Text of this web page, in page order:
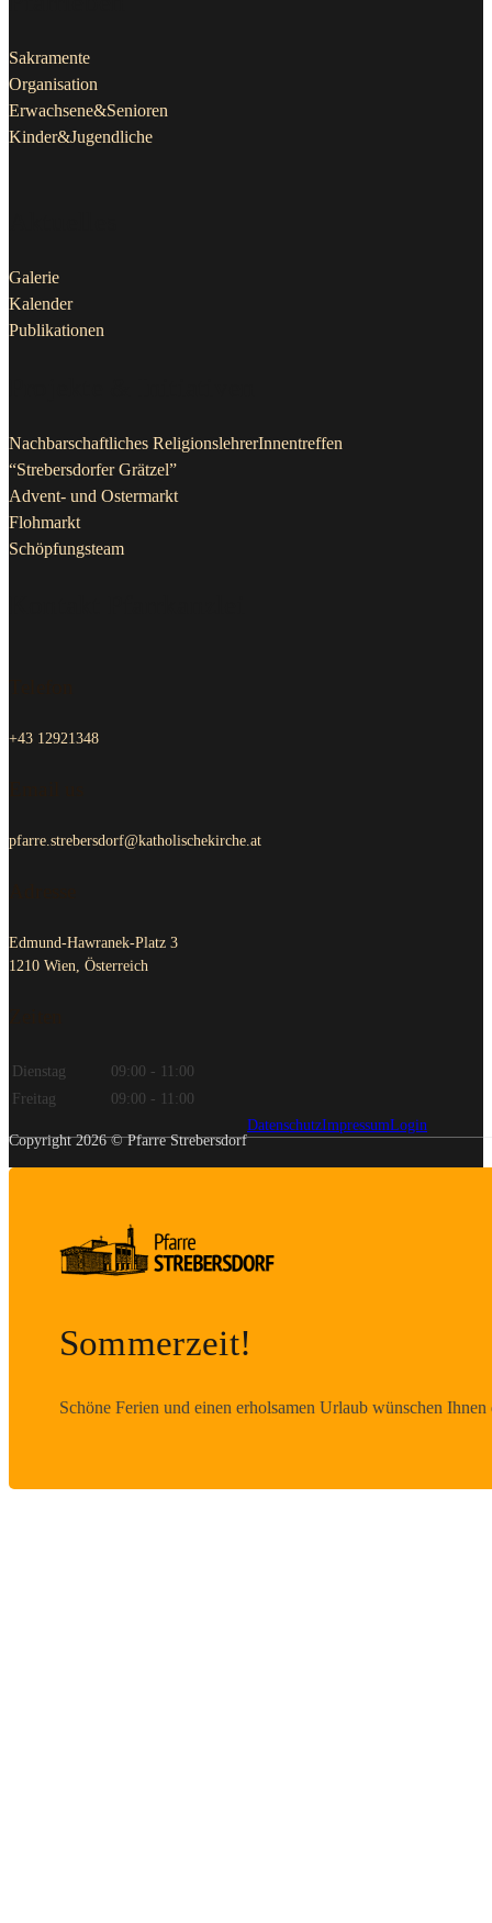
Sakramente
Organisation
Erwachsene&Senioren
Kinder&Jugendliche
Galerie
Kalender
Publikationen
Nachbarschaftliches ReligionslehrerInnentreffen
“Strebersdorfer Grätzel”
Advent- und Ostermarkt
Flohmarkt
Schöpfungsteam
+43 12921348
pfarre.strebersdorf@katholischekirche.at
Edmund-Hawranek-Platz 3
1210 Wien, Österreich
Dienstag
09:00 - 11:00
Freitag
09:00 - 11:00
Copyright 2026 © Pfarre Strebersdorf
DatenschutzImpressumLogin
Sommerzeit!
Schöne Ferien und einen erholsamen Urlaub wünschen